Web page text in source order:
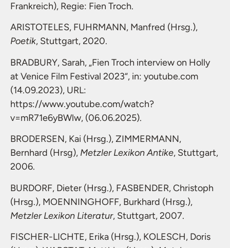
Frankreich), Regie: Fien Troch.
ARISTOTELES, FUHRMANN, Manfred (Hrsg.),
Poetik, Stuttgart, 2020.
BRADBURY, Sarah, „Fien Troch interview on Holly
at Venice Film Festival 2023“, in: youtube.com
(14.09.2023), URL:
https://www.youtube.com/watch?
v=mR71e6yBWlw, (06.06.2025).
BRODERSEN, Kai (Hrsg.), ZIMMERMANN,
Bernhard (Hrsg), Metzler Lexikon Antike, Stuttgart,
2006.
BURDORF, Dieter (Hrsg.), FASBENDER, Christoph
(Hrsg.), MOENNINGHOFF, Burkhard (Hrsg.),
Metzler Lexikon Literatur, Stuttgart, 2007.
FISCHER-LICHTE, Erika (Hrsg.), KOLESCH, Doris